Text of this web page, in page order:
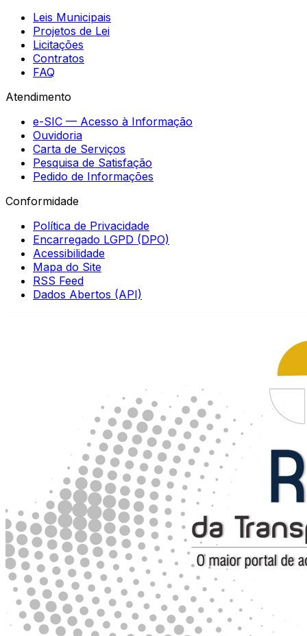
Leis Municipais
Projetos de Lei
Licitações
Contratos
FAQ
Atendimento
e-SIC — Acesso à Informação
Ouvidoria
Carta de Serviços
Pesquisa de Satisfação
Pedido de Informações
Conformidade
Política de Privacidade
Encarregado LGPD (DPO)
Acessibilidade
Mapa do Site
RSS Feed
Dados Abertos (API)